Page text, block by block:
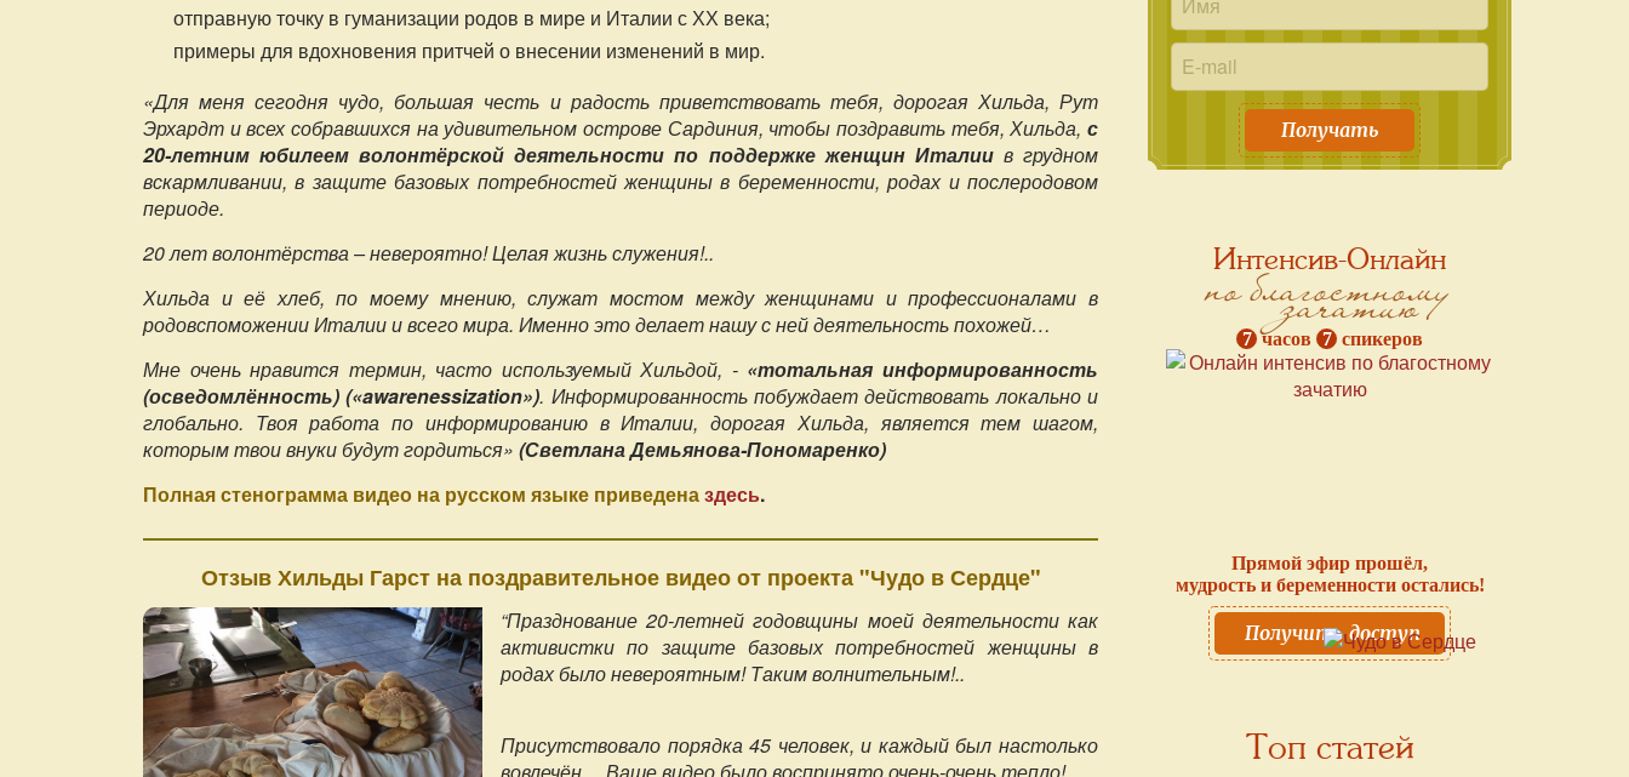
отправную точку в гуманизации родов в мире и Италии с ХХ века;
примеры для вдохновения притчей о внесении изменений в мир.
«Для меня сегодня чудо, большая честь и радость приветствовать тебя, дорогая Хильда, Рут
Эрхардт и всех собравшихся на удивительном острове Сардиния, чтобы поздравить тебя, Хильда, с
20-летним юбилеем волонтёрской деятельности по поддержке женщин Италиив грудном
вскармливании, в защите базовых потребностей женщины в беременности, родах и послеродовом
периоде.
20 лет волонтёрства – невероятно! Целая жизнь служения!..
Хильда и её хлеб, по моему мнению, служат мостом между женщинами и профессионалами в
родовспоможении Италии и всего мира. Именно это делает нашу с ней деятельность похожей…
Мне очень нравится термин, часто используемый Хильдой, - «тотальная информированность
(осведомлённость) («awarenessization»). Информированность побуждает действовать локально и
глобально. Твоя работа по информированию в Италии, дорогая Хильда, является тем шагом,
которым твои внуки будут гордиться» (Светлана Демьянова-Пономаренко)
Полная стенограмма видео на русском языке приведеназдесь.
Отзыв Хильды Гарст на поздравительное видео от проекта "Чудо в Сердце"
“Празднование 20-летней годовщины моей деятельности как
активистки по защите базовых потребностей женщины в
родах было невероятным! Таким волнительным!..
Присутствовало порядка 45 человек, и каждый был настолько
вовлечён… Ваше видео было воспринято очень-очень тепло!
Получать
Интенсив-Онлайн
по благостному
зачатию
7 часов 7 спикеров
Прямой эфир прошёл,
мудрость и беременности остались!
Получить доступ
Топ статей